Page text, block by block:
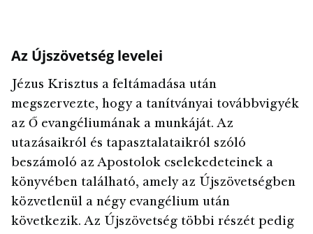
Az Újszövetség levelei
Jézus Krisztus a feltámadása után
megszervezte, hogy a tanítványai továbbvigyék
az Ő evangéliumának a munkáját. Az
utazásaikról és tapasztalataikról szóló
beszámoló az Apostolok cselekedeteinek a
könyvében található, amely az Újszövetségben
közvetlenül a négy evangélium után
következik. Az Újszövetség többi részét pedig